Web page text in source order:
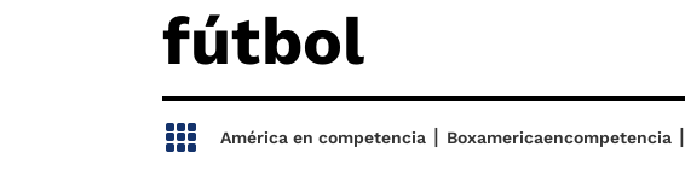
fútbol
 América en competencia| Boxamericaencompetencia|